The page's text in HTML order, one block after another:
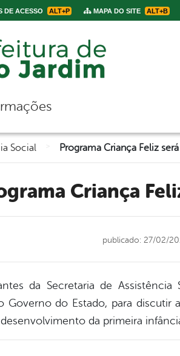
DE ACESSO ALT+P MAPA DO SITE ALT+B
Social
Criança
publicado: 27/02/
da Secretaria de
Governo do Estado, para discutir
da primeira